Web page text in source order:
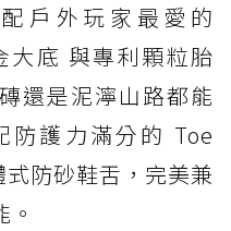
戶外玩家最愛的
大底 與專利顆粒胎
還是泥濘山路都能
防護力滿分的 Toe
防砂鞋舌，完美兼